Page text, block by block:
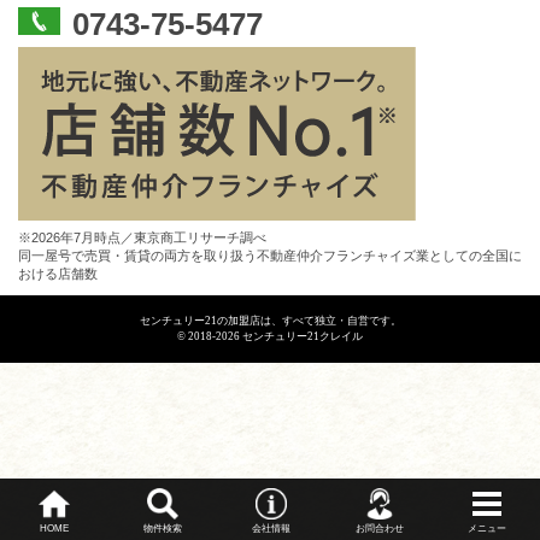
0743-75-5477
※2026年7月時点／東京商工リサーチ調べ
同一屋号で売買・賃貸の両方を取り扱う不動産仲介フランチャイズ業としての全国に
おける店舗数
センチュリー21の加盟店は、すべて独立・自営です。
© 2018-2026 センチュリー21クレイル
HOME 物件検索 会社情報 お問合わせ メニュー